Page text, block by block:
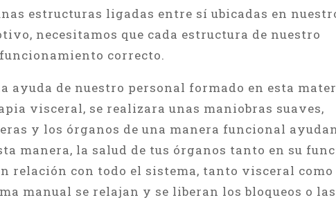
estructuras ligadas entre sí ubicadas en
necesitamos que cada estructura de nuestro
correcto.
ayuda de nuestro personal formado en esta
visceral, se realizara unas maniobras suaves,
y los órganos de una manera funcional
manera, la salud de tus órganos tanto en su
relación con todo el sistema, tanto visceral como
manual se relajan y se liberan los bloqueos o las